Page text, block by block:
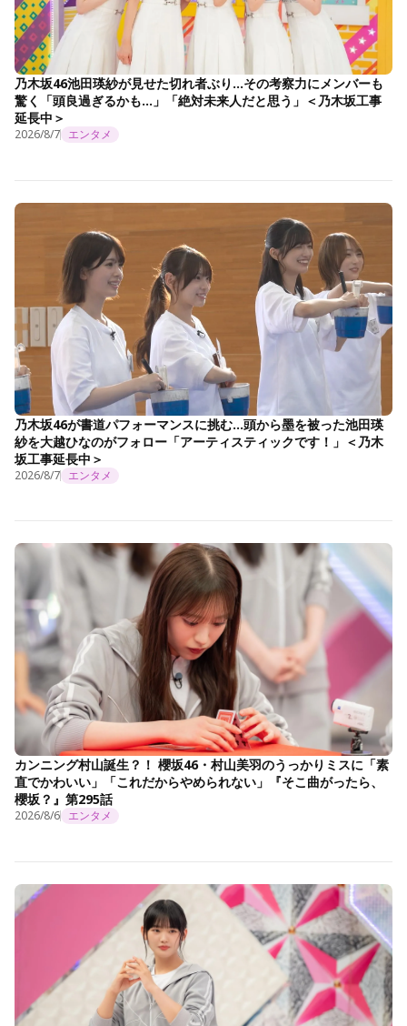
乃木坂46池田瑛紗が見せた切れ者ぶり…その考察力にメンバーも
驚く「頭良過ぎるかも…」「絶対未来人だと思う」＜乃木坂工事
延長中＞
2026/8/7 エンタメ
乃木坂46が書道パフォーマンスに挑む…頭から墨を被った池田瑛
紗を大越ひなのがフォロー「アーティスティックです！」＜乃木
坂工事延長中＞
2026/8/7 エンタメ
カンニング村山誕生？！ 櫻坂46・村山美羽のうっかりミスに「素
直でかわいい」「これだからやめられない」『そこ曲がったら、
櫻坂？』第295話
2026/8/6 エンタメ